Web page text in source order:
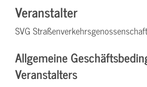
Veranstalter
SVG
Allgemeine
Veranstalters